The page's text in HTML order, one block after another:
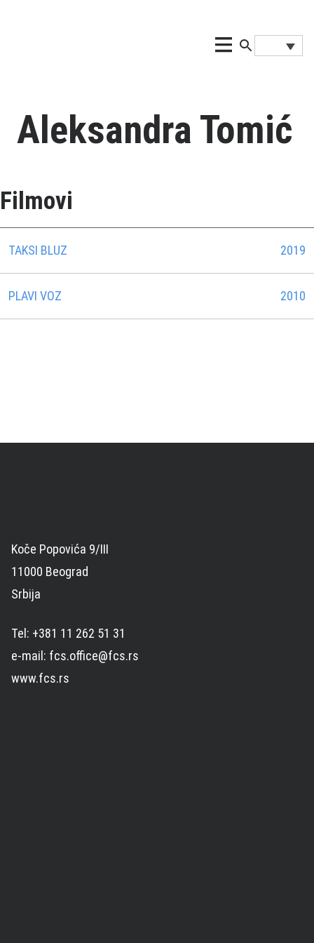
Aleksandra Tomić
Filmovi
TAKSI BLUZ 2019
PLAVI VOZ 2010
Koče Popovića 9/III
11000 Beograd
Srbija
Tel: +381 11 262 51 31
e-mail: fcs.office@fcs.rs
www.fcs.rs